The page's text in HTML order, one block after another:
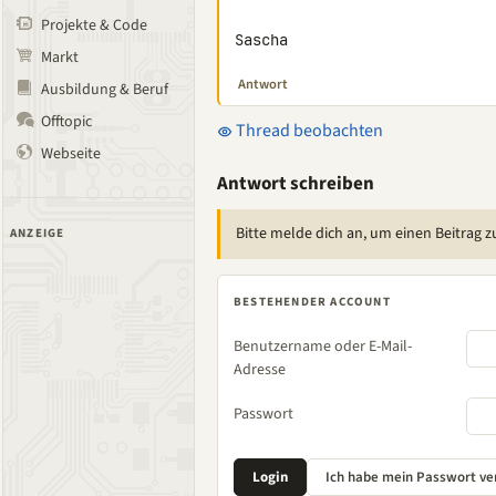
Projekte & Code
Markt
Ausbildung & Beruf
Offtopic
Webseite
ANZEIGE
Sascha
Antwort
Thread beobachten
Antwort schreiben
Bitte melde dich an, um einen Beitrag
BESTEHENDER ACCOUNT
Benutzername oder E-Mail-
Adresse
Passwort